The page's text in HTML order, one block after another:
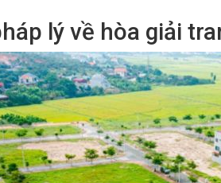
lý về hòa giải